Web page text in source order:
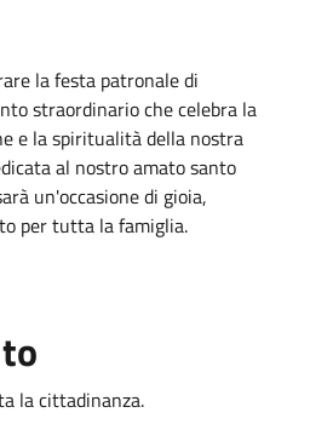
la festa patronale di
straordinario che celebra la
e la spiritualità della nostra
al nostro amato santo
un'occasione di gioia,
per tutta la famiglia.
la cittadinanza.